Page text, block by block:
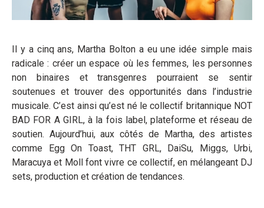
Il y a cinq ans, Martha Bolton a eu une idée simple mais
radicale : créer un espace où les femmes, les personnes
non binaires et transgenres pourraient se sentir
soutenues et trouver des opportunités dans l’industrie
musicale. C’est ainsi qu’est né le collectif britannique NOT
BAD FOR A GIRL, à la fois label, plateforme et réseau de
soutien. Aujourd’hui, aux côtés de Martha, des artistes
comme Egg On Toast, THT GRL, DaiSu, Miggs, Urbi,
Maracuya et Moll font vivre ce collectif, en mélangeant DJ
sets, production et création de tendances.